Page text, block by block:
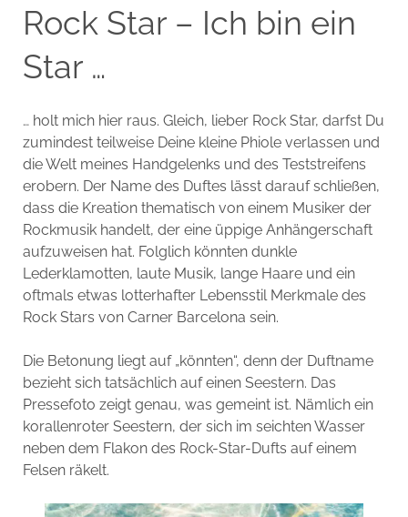
Rock Star – Ich bin ein
Star …
… holt mich hier raus. Gleich, lieber Rock Star, darfst Du
zumindest teilweise Deine kleine Phiole verlassen und
die Welt meines Handgelenks und des Teststreifens
erobern. Der Name des Duftes lässt darauf schließen,
dass die Kreation thematisch von einem Musiker der
Rockmusik handelt, der eine üppige Anhängerschaft
aufzuweisen hat. Folglich könnten dunkle
Lederklamotten, laute Musik, lange Haare und ein
oftmals etwas lotterhafter Lebensstil Merkmale des
Rock Stars von Carner Barcelona sein.
Die Betonung liegt auf „könnten“, denn der Duftname
bezieht sich tatsächlich auf einen Seestern. Das
Pressefoto zeigt genau, was gemeint ist. Nämlich ein
korallenroter Seestern, der sich im seichten Wasser
neben dem Flakon des Rock-Star-Dufts auf einem
Felsen räkelt.